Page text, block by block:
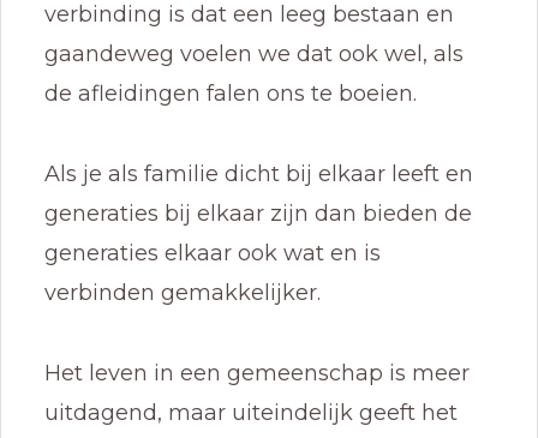
verbinding is dat een leeg bestaan en
gaandeweg voelen we dat ook wel, als
de afleidingen falen ons te boeien.
Als je als familie dicht bij elkaar leeft en
generaties bij elkaar zijn dan bieden de
generaties elkaar ook wat en is
verbinden gemakkelijker.
Het leven in een gemeenschap is meer
uitdagend, maar uiteindelijk geeft het